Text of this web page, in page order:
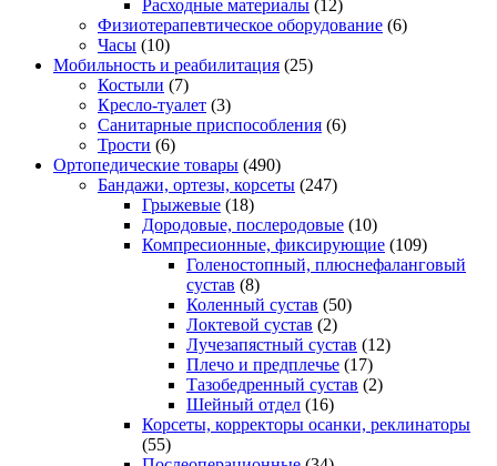
Расходные материалы (12)
Физиотерапевтическое оборудование (6)
Часы (10)
Мобильность и реабилитация (25)
Костыли (7)
Кресло-туалет (3)
Санитарные приспособления (6)
Трости (6)
Ортопедические товары (490)
Бандажи, ортезы, корсеты (247)
Грыжевые (18)
Дородовые, послеродовые (10)
Компресионные, фиксирующие (109)
Голеностопный, плюснефаланговый
сустав (8)
Коленный сустав (50)
Локтевой сустав (2)
Лучезапястный сустав (12)
Плечо и предплечье (17)
Тазобедренный сустав (2)
Шейный отдел (16)
Корсеты, корректоры осанки, реклинаторы
(55)